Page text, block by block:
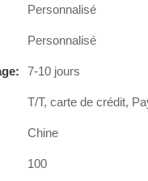
Personnalisé
Personnalisé
7-10 jours
T/T, carte de crédit,
Chine
100